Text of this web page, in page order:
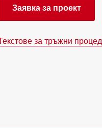
Заявка за проект
за тръжни